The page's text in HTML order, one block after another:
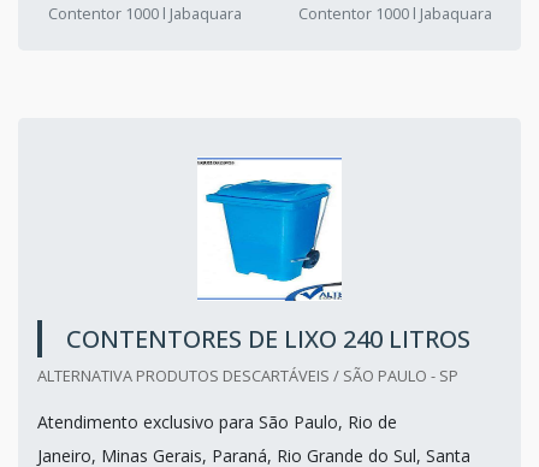
Contentor 1000 l Jabaquara
Contentor 1000 l Jabaquara
CONTENTORES DE LIXO 240 LITROS
ALTERNATIVA PRODUTOS DESCARTÁVEIS / SÃO PAULO - SP
Atendimento exclusivo para São Paulo, Rio de
Janeiro, Minas Gerais, Paraná, Rio Grande do Sul, Santa